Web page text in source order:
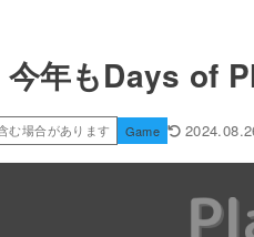
今年もDays of
む場合があります Game